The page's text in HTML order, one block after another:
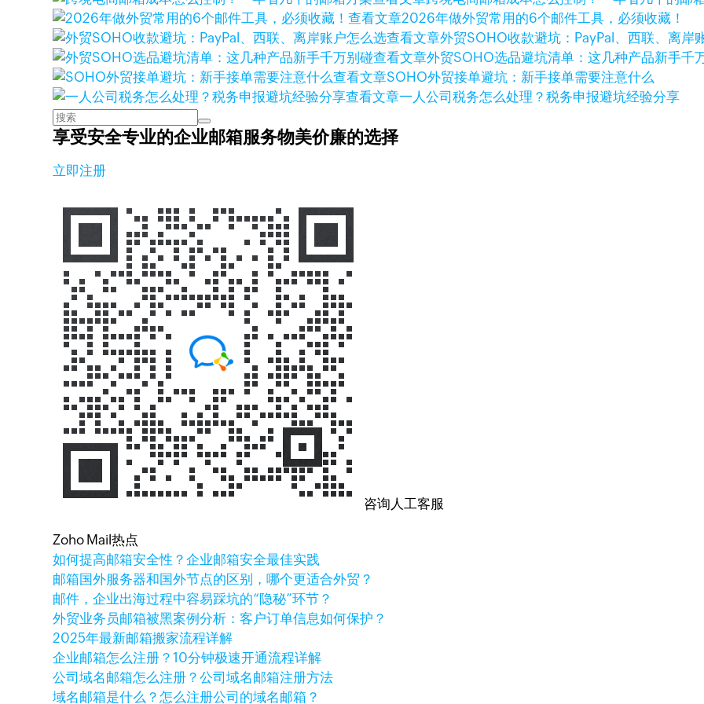
查看文章2026年做外贸常用的6个邮件工具，必须收藏！
查看文章外贸SOHO收款避坑：PayPal、西联、离岸
查看文章外贸SOHO选品避坑清单：这几种产品新手千
查看文章SOHO外贸接单避坑：新手接单需要注意什么
查看文章一人公司税务怎么处理？税务申报避坑经验分享
享受安全专业的企业邮箱服务物美价廉的选择
立即注册
咨询人工客服
Zoho Mail热点
如何提高邮箱安全性？企业邮箱安全最佳实践
邮箱国外服务器和国外节点的区别，哪个更适合外贸？
邮件，企业出海过程中容易踩坑的“隐秘”环节？
外贸业务员邮箱被黑案例分析：客户订单信息如何保护？
2025年最新邮箱搬家流程详解
企业邮箱怎么注册？10分钟极速开通流程详解
公司域名邮箱怎么注册？公司域名邮箱注册方法
域名邮箱是什么？怎么注册公司的域名邮箱？